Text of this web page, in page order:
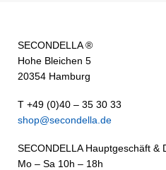
SECONDELLA ®
Hohe Bleichen 5
20354 Hamburg
T +49 (0)40 – 35 30 33
shop@secondella.de
SECONDELLA Hauptgeschäft &
Mo – Sa 10h – 18h